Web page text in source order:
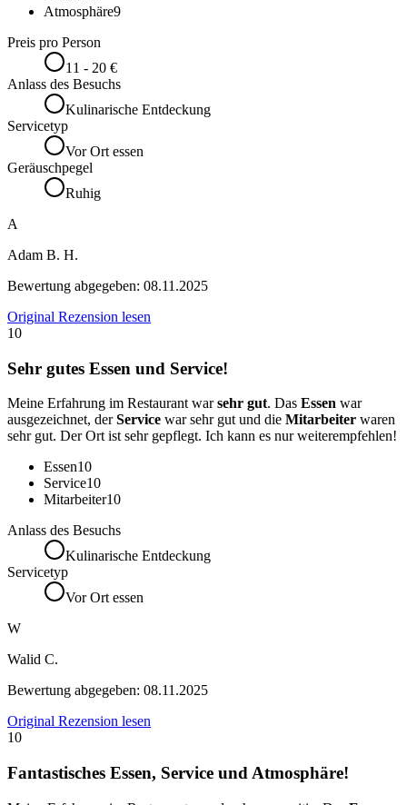
Atmosphäre9
Preis pro Person
11 - 20 €
Anlass des Besuchs
Kulinarische Entdeckung
Servicetyp
Vor Ort essen
Geräuschpegel
Ruhig
A
Adam B. H.
Bewertung abgegeben: 08.11.2025
Original Rezension lesen
10
Sehr gutes Essen und Service!
Meine Erfahrung im Restaurant warsehr gut. Das Essen war
ausgezeichnet, derService war sehr gut und die Mitarbeiter waren
sehr gut. Der Ort ist sehr gepflegt. Ich kann es nur weiterempfehlen!
Essen10
Service10
Mitarbeiter10
Anlass des Besuchs
Kulinarische Entdeckung
Servicetyp
Vor Ort essen
W
Walid C.
Bewertung abgegeben: 08.11.2025
Original Rezension lesen
10
Fantastisches Essen, Service und Atmosphäre!